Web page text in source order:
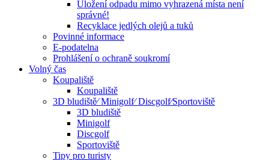
Uložení odpadu mimo vyhrazená místa není
správné!
Recyklace jedlých olejů a tuků
Povinné informace
E-podatelna
Prohlášení o ochraně soukromí
Volný čas
Koupaliště
Koupaliště
3D bludiště⁄ Minigolf⁄ Discgolf⁄Sportoviště
3D bludiště
Minigolf
Discgolf
Sportoviště
Tipy pro turisty